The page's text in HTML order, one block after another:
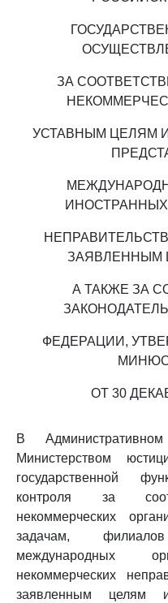
ЗА
УСТАВНЫМ ЦЕЛЯМ
ЗАЯВЛЕННЫМ
А ТАКЖЕ ЗА
ФЕДЕРАЦИИ,
ОТ 30
В
Министерством
государственной
контроля за
некоммерческих
задачам,
международных
некоммерческих
заявленным